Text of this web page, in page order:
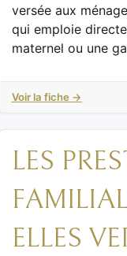
versée aux
qui emploie
maternel ou une
Voir la fiche →
LES
ELLES